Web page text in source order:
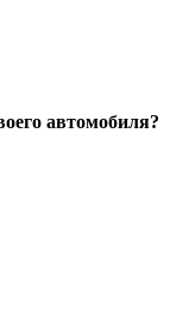
автомобиля?